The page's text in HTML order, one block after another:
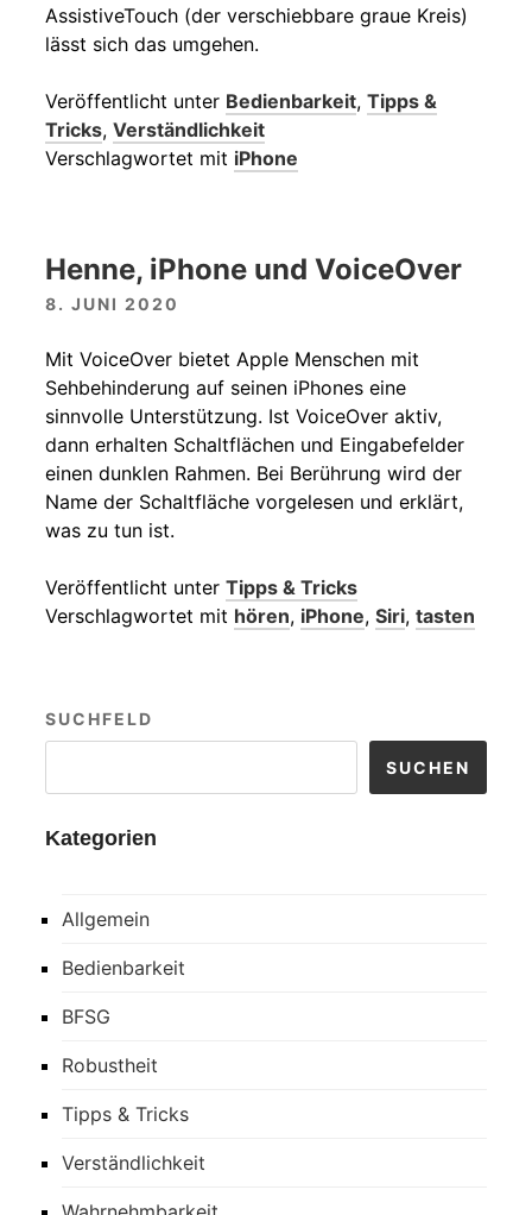
AssistiveTouch (der verschiebbare graue Kreis)
lässt sich das umgehen.
Veröffentlicht unter Bedienbarkeit, Tipps &
Tricks, Verständlichkeit
Verschlagwortet mit iPhone
Henne, iPhone und VoiceOver
8. JUNI 2020
Mit VoiceOver bietet Apple Menschen mit
Sehbehinderung auf seinen iPhones eine
sinnvolle Unterstützung. Ist VoiceOver aktiv,
dann erhalten Schaltflächen und Eingabefelder
einen dunklen Rahmen. Bei Berührung wird der
Name der Schaltfläche vorgelesen und erklärt,
was zu tun ist.
Veröffentlicht unter Tipps & Tricks
Verschlagwortet mit hören, iPhone, Siri, tasten
SUCHFELD
SUCHEN
Kategorien
Allgemein
Bedienbarkeit
BFSG
Robustheit
Tipps & Tricks
Verständlichkeit